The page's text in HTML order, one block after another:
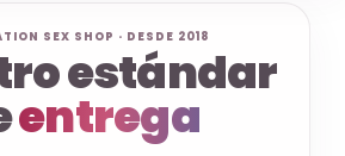
SEX SHOP · DESDE 2018
estándar
entrega